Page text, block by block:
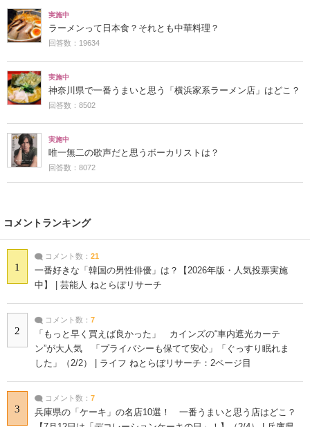
実施中
ラーメンって日本食？それとも中華料理？
回答数：19634
実施中
神奈川県で一番うまいと思う「横浜家系ラーメン店」はどこ？
回答数：8502
実施中
唯一無二の歌声だと思うボーカリストは？
回答数：8072
コメントランキング
1
コメント数： 21
一番好きな「韓国の男性俳優」は？【2026年版・人気投票実施
中】 | 芸能人 ねとらぼリサーチ
2
コメント数： 7
「もっと早く買えば良かった」 カインズの“車内遮光カーテ
ン”が大人気 「プライバシーも保てて安心」「ぐっすり眠れま
した」（2/2） | ライフ ねとらぼリサーチ：2ページ目
3
コメント数： 7
兵庫県の「ケーキ」の名店10選！ 一番うまいと思う店はどこ？